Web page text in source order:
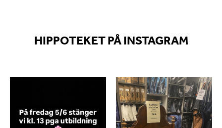
HIPPOTEKET PÅ INSTAGRAM